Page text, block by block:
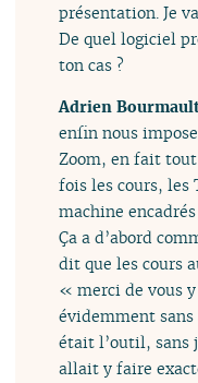
présentation. Je
De quel logiciel
ton cas ?
Adrien
enfin nous
Zoom, en fait
fois les cours,
machine
Ça a d’abord
dit que les cours
« merci de vous
évidemment
était l’outil, sans
allait y faire